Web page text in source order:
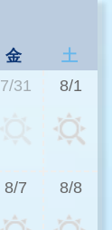
金
土
7/31 8/1
8/7 8/8